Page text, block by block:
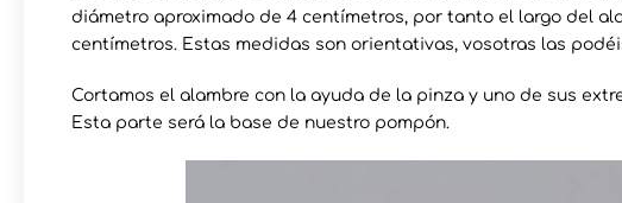
diámetro aproximado de 4 centímetros, por tanto el largo del
centímetros. Estas medidas son orientativas, vosotras las
Cortamos el alambre con la ayuda de la pinza y uno de sus
Esta parte será la base de nuestro pompón.